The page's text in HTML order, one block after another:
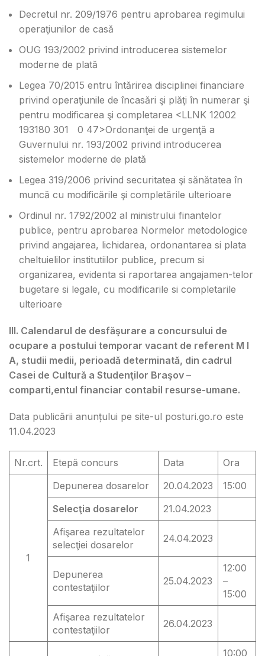
Decretul nr. 209/1976 pentru aprobarea regimului
operaţiunilor de casă
OUG 193/2002 privind introducerea sistemelor
moderne de plată
Legea 70/2015 entru întărirea disciplinei financiare
privind operaţiunile de încasări şi plăţi în numerar şi
pentru modificarea şi completarea <LLNK 12002
193180 301 0 47>Ordonanţei de urgenţă a
Guvernului nr. 193/2002 privind introducerea
sistemelor moderne de plată
Legea 319/2006 privind securitatea şi sănătatea în
muncă cu modificările şi completările ulterioare
Ordinul nr. 1792/2002 al ministrului finantelor
publice, pentru aprobarea Normelor metodologice
privind angajarea, lichidarea, ordonantarea si plata
cheltuielilor institutiilor publice, precum si
organizarea, evidenta si raportarea angajamen-telor
bugetare si legale, cu modificarile si completarile
ulterioare
III. Calendarul de desfăşurare a concursului de
ocupare a postului temporar vacant de referent M I
A, studii medii, perioadă determinată, din cadrul
Casei de Cultură a Studenţilor Braşov –
comparti,entul financiar contabil resurse-umane.
Data publicării anunțului pe site-ul posturi.go.ro este
11.04.2023
Nr.crt. Etepă concurs Data Ora
1
Depunerea dosarelor 20.04.2023
15:00
Selecţia dosarelor
21.04.2023
Afişarea rezultatelor
selecţiei dosarelor
24.04.2023
Depunerea
contestaţiilor
25.04.2023
12:00
–
15:00
Afişarea rezultatelor
contestaţiilor
26.04.2023
10:00